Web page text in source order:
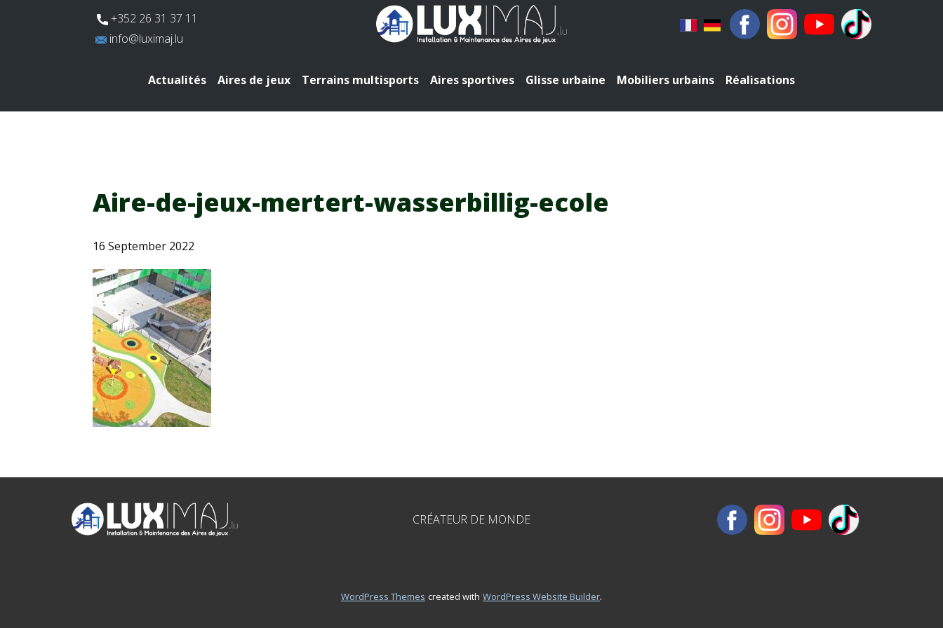
​+352 26 31 37 11
​info@luximaj.lu
Actualités Aires de jeux Terrains multisports Aires sportives Glisse urbaine Mobiliers urbains Réalisations
Aire-de-jeux-mertert-wasserbillig-ecole
16 September 2022
CRÉATEUR DE MONDE
WordPress Themes created with WordPress Website Builder.